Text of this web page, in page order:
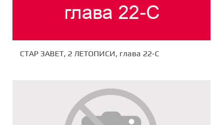
СТАР ЗАВЕТ, 2 ЛЕТОПИСИ, глава 22-C